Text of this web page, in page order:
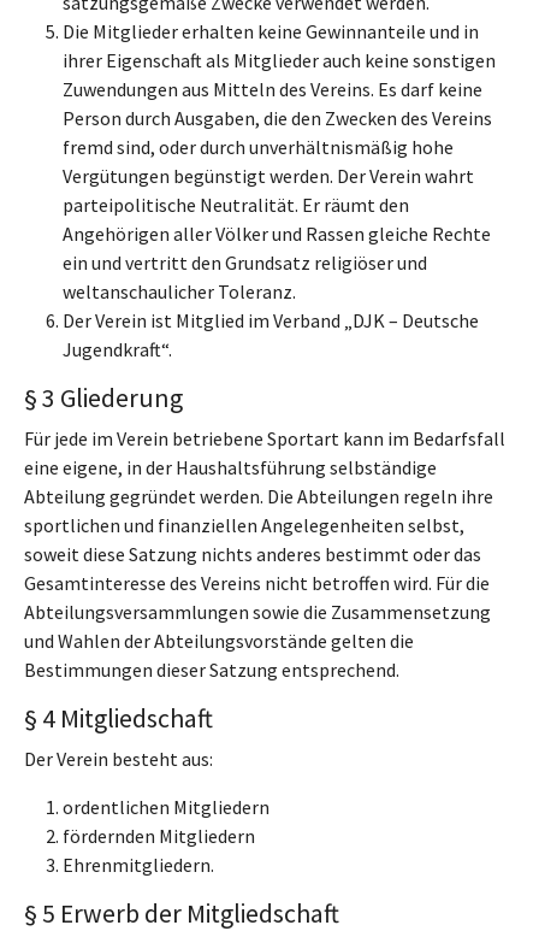
Die Mitglieder erhalten keine Gewinnanteile und in
ihrer Eigenschaft als Mitglieder auch keine sonstigen
Zuwendungen aus Mitteln des Vereins. Es darf keine
Person durch Ausgaben, die den Zwecken des Vereins
fremd sind, oder durch unverhältnismäßig hohe
Vergütungen begünstigt werden. Der Verein wahrt
parteipolitische Neutralität. Er räumt den
Angehörigen aller Völker und Rassen gleiche Rechte
ein und vertritt den Grundsatz religiöser und
weltanschaulicher Toleranz.
Der Verein ist Mitglied im Verband „DJK – Deutsche
Jugendkraft“.
§ 3 Gliederung
Für jede im Verein betriebene Sportart kann im Bedarfsfall
eine eigene, in der Haushaltsführung selbständige
Abteilung gegründet werden. Die Abteilungen regeln ihre
sportlichen und finanziellen Angelegenheiten selbst,
soweit diese Satzung nichts anderes bestimmt oder das
Gesamtinteresse des Vereins nicht betroffen wird. Für die
Abteilungsversammlungen sowie die Zusammensetzung
und Wahlen der Abteilungsvorstände gelten die
Bestimmungen dieser Satzung entsprechend.
§ 4 Mitgliedschaft
Der Verein besteht aus:
ordentlichen Mitgliedern
fördernden Mitgliedern
Ehrenmitgliedern.
§ 5 Erwerb der Mitgliedschaft